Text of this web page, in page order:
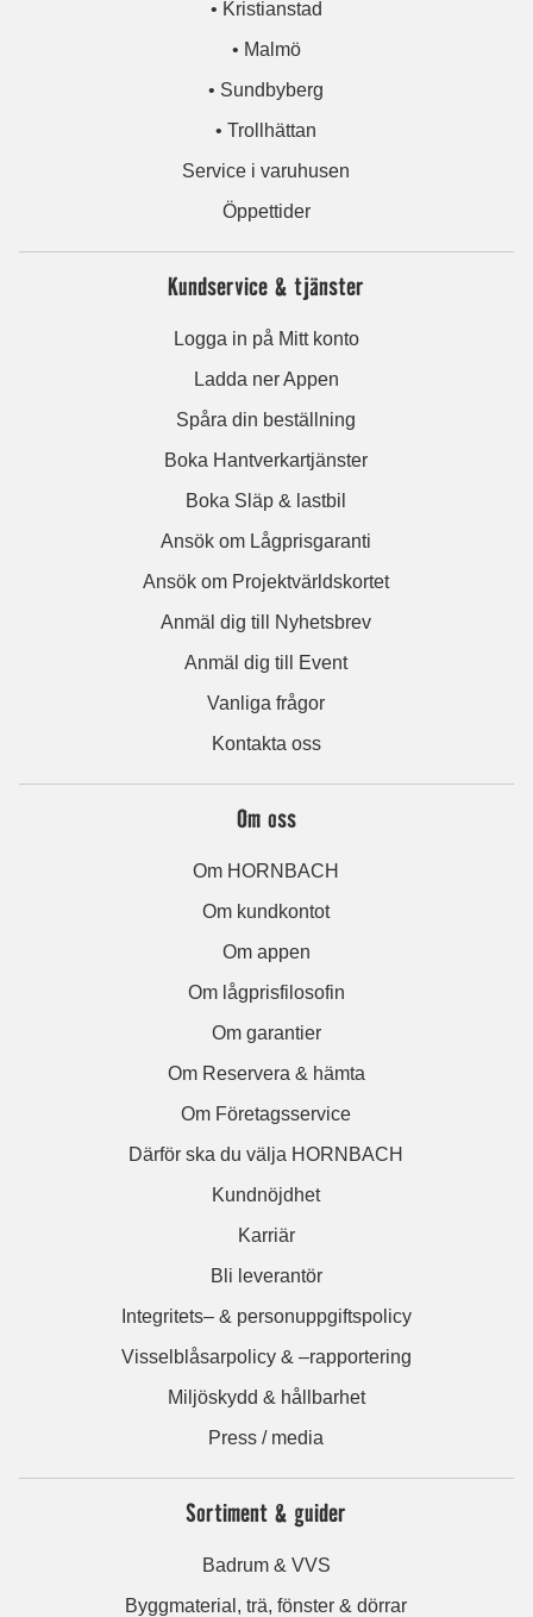
• Kristianstad
• Malmö
• Sundbyberg
• Trollhättan
Service i varuhusen
Öppettider
Kundservice & tjänster
Logga in på Mitt konto
Ladda ner Appen
Spåra din beställning
Boka Hantverkartjänster
Boka Släp & lastbil
Ansök om Lågprisgaranti
Ansök om Projektvärldskortet
Anmäl dig till Nyhetsbrev
Anmäl dig till Event
Vanliga frågor
Kontakta oss
Om oss
Om HORNBACH
Om kundkontot
Om appen
Om lågprisfilosofin
Om garantier
Om Reservera & hämta
Om Företagsservice
Därför ska du välja HORNBACH
Kundnöjdhet
Karriär
Bli leverantör
Integritets– & personuppgiftspolicy
Visselblåsarpolicy & –rapportering
Miljöskydd & hållbarhet
Press / media
Sortiment & guider
Badrum & VVS
Byggmaterial, trä, fönster & dörrar